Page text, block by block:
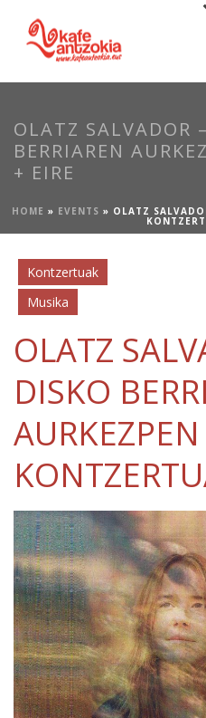
OLATZ SALVADOR
BERRIAREN
+ EIRE
HOME » EVENTS » OLATZ
Kontzertuak
Musika
OLATZ
DISKO
AURKEZPEN